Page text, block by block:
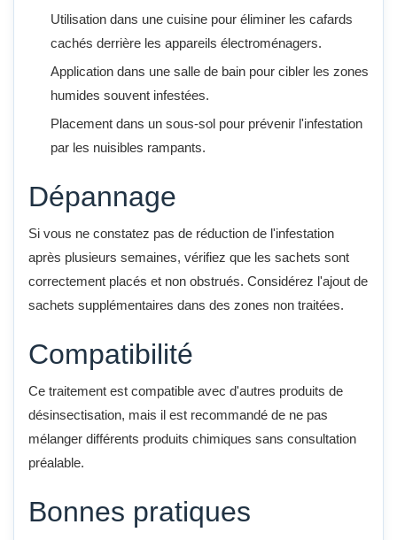
Utilisation dans une cuisine pour éliminer les cafards
cachés derrière les appareils électroménagers.
Application dans une salle de bain pour cibler les zones
humides souvent infestées.
Placement dans un sous-sol pour prévenir l'infestation
par les nuisibles rampants.
Dépannage
Si vous ne constatez pas de réduction de l'infestation
après plusieurs semaines, vérifiez que les sachets sont
correctement placés et non obstrués. Considérez l'ajout de
sachets supplémentaires dans des zones non traitées.
Compatibilité
Ce traitement est compatible avec d'autres produits de
désinsectisation, mais il est recommandé de ne pas
mélanger différents produits chimiques sans consultation
préalable.
Bonnes pratiques